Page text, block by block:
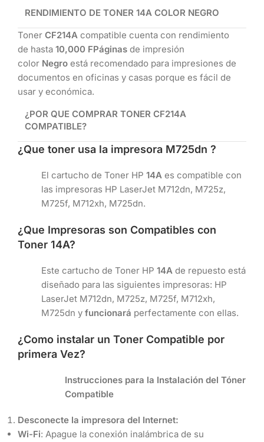
RENDIMIENTO DE TONER 14A COLOR NEGRO
Toner CF214A compatible cuenta con rendimiento
de hasta 10,000 FPáginas de impresión
color Negro está recomendado para impresiones de
documentos en oficinas y casas porque es fácil de
usar y económica.
¿POR QUE COMPRAR TONER CF214A
COMPATIBLE?
¿Que toner usa la impresora M725dn ?
El cartucho de Toner HP 14A es compatible con
las impresoras HP LaserJet M712dn, M725z,
M725f, M712xh, M725dn.
¿Que Impresoras son Compatibles con
Toner 14A?
Este cartucho de Toner HP 14A de repuesto está
diseñado para las siguientes impresoras: HP
LaserJet M712dn, M725z, M725f, M712xh,
M725dn y funcionará perfectamente con ellas.
¿Como instalar un Toner Compatible por
primera Vez?
Instrucciones para la Instalación del Tóner
Compatible
Desconecte la impresora del Internet:
Wi-Fi: Apague la conexión inalámbrica de su